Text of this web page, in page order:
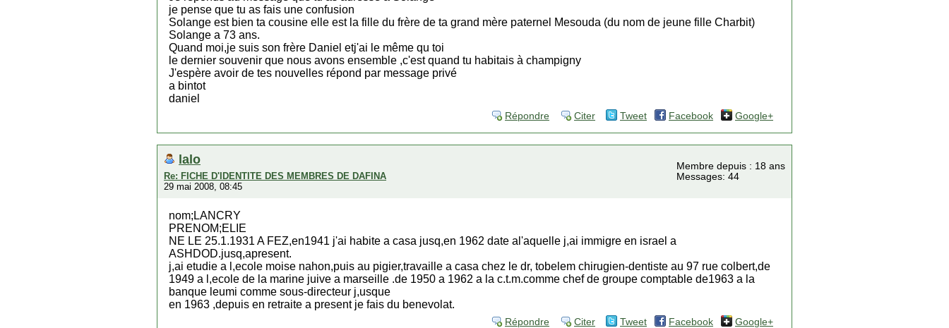
je pense que tu as fais une confusion
Solange est bien ta cousine elle est la fille du frère de ta grand mère paternel Mesouda (du nom de jeune fille Charbit)
Solange a 73 ans.
Quand moi,je suis son frère Daniel etj'ai le même qu toi
le dernier souvenir que nous avons ensemble ,c'est quand tu habitais à champigny
J'espère avoir de tes nouvelles répond par message privé
a bintot
daniel
Répondre Citer Tweet Facebook Google+
lalo
Re: FICHE D'IDENTITE DES MEMBRES DE DAFINA
29 mai 2008, 08:45
Membre depuis : 18 ans
Messages: 44
nom;LANCRY
PRENOM;ELIE
NE LE 25.1.1931 A FEZ,en1941 j'ai habite a casa jusq,en 1962 date al'aquelle j,ai immigre en israel a
ASHDOD.jusq,apresent.
j,ai etudie a l,ecole moise nahon,puis au pigier,travaille a casa chez le dr, tobelem chirugien-dentiste au 97 rue colbert,de
1949 a l,ecole de la marine juive a marseille .de 1950 a 1962 a la c.t.m.comme chef de groupe comptable de1963 a la
banque leumi comme sous-directeur j,usque
en 1963 ,depuis en retraite a present je fais du benevolat.
Répondre Citer Tweet Facebook Google+